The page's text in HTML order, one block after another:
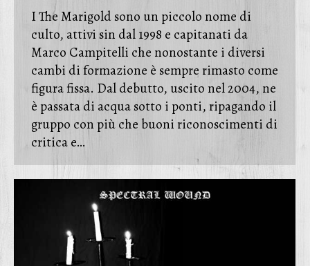
I The Marigold sono un piccolo nome di
culto, attivi sin dal 1998 e capitanati da
Marco Campitelli che nonostante i diversi
cambi di formazione è sempre rimasto come
figura fissa. Dal debutto, uscito nel 2004, ne
è passata di acqua sotto i ponti, ripagando il
gruppo con più che buoni riconoscimenti di
critica e…